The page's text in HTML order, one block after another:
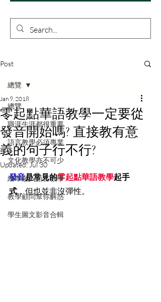
Post
總覽
職涯生涯都很重要
語言教學必須專業
文化教學亦不可少
繪本融入語言教學
教學顧問幫你解惑
學生圖文影音合輯
總覽
零起點華語教學一定要從
發音開始嗎? 直接教有意
義的句子行不行?
Jan 9, 2018
Updated:Jul 30
發音是常見的零起點華語教學起手
式，但也並非沒彈性。